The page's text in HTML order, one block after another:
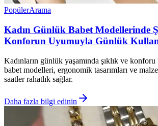
PopülerArama
Kadın Günlük Babet Modellerinde
Konforun Uyumuyla Günlük
Kadınların günlük yaşamında şıklık ve
babet modelleri, ergonomik tasarımları ve
saatler rahatlık sağlar.
Daha fazla bilgi edinin